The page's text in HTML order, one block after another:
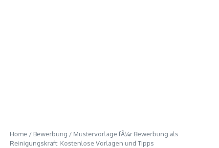
Home / Bewerbung / Mustervorlage fÃ¼r Bewerbung als
Reinigungskraft: Kostenlose Vorlagen und Tipps